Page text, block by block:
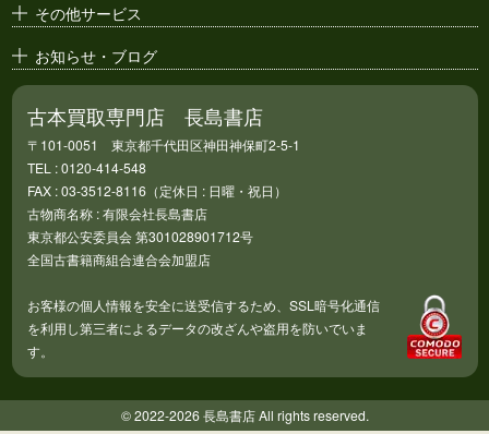
その他サービス
お知らせ・ブログ
古本買取専門店 長島書店
〒101-0051 東京都千代田区神田神保町2-5-1
TEL : 0120-414-548
FAX : 03-3512-8116（定休日 : 日曜・祝日）
古物商名称 : 有限会社長島書店
東京都公安委員会 第301028901712号
全国古書籍商組合連合会加盟店
お客様の個人情報を安全に送受信するため、SSL暗号化通信
を利用し第三者によるデータの改ざんや盗用を防いでいま
す。
© 2022-2026 長島書店 All rights reserved.